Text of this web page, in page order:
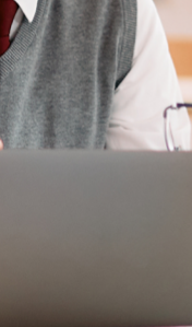
44h